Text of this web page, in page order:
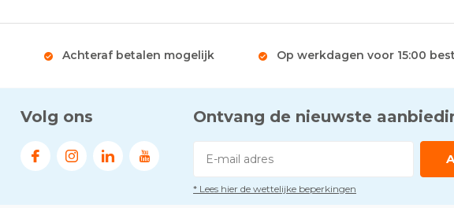
Achteraf betalen mogelijk Op werkdagen voor 15:00
Volg ons Ontvang de nieuwste
* Lees hier de wettelijke beperkingen